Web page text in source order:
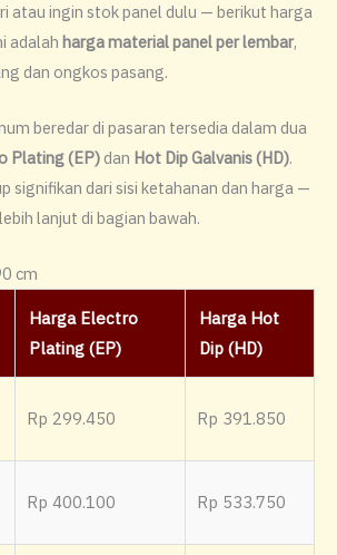
atau ingin stok panel dulu — berikut harga
adalah harga material panel per lembar,
dan ongkos pasang.
beredar di pasaran tersedia dalam dua
Plating (EP) dan Hot Dip Galvanis (HD).
signifikan dari sisi ketahanan dan harga —
lanjut di bagian bawah.
cm
Harga Electro
Plating (EP)
Harga Hot
Dip (HD)
Rp 299.450 Rp 391.850
Rp 400.100 Rp 533.750